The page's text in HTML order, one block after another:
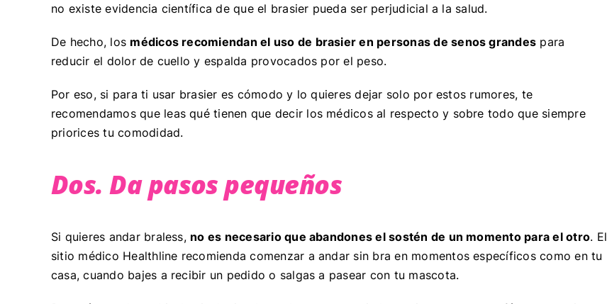
no existe evidencia científica de que el brasier pueda ser perjudicial a la salud.
De hecho, los médicos recomiendan el uso de brasier en personas de senos grandes para
reducir el dolor de cuello y espalda provocados por el peso.
Por eso, si para ti usar brasier es cómodo y lo quieres dejar solo por estos rumores, te
recomendamos que leas qué tienen que decir los médicos al respecto y sobre todo que siempre
priorices tu comodidad.
Dos. Da pasos pequeños
Si quieres andar braless, no es necesario que abandones el sostén de un momento para el otro. El
sitio médico Healthline recomienda comenzar a andar sin bra en momentos específicos como en tu
casa, cuando bajes a recibir un pedido o salgas a pasear con tu mascota.